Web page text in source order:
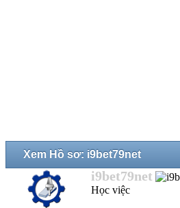
Xem Hồ sơ: i9bet79net
i9bet79net
Học việc